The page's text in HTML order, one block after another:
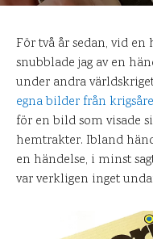
För två år sedan, vid
snubblade jag av en
under andra
egna bilder från
för en bild som visade
hemtrakter. Ibland
en händelse, i minst
var verkligen inget